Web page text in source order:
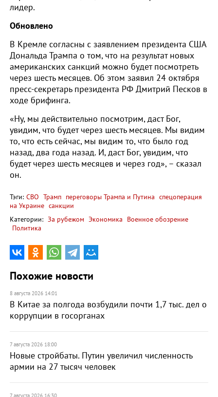
лидер.
Обновлено
В Кремле согласны с заявлением президента США
Дональда Трампа о том, что на результат новых
американских санкций можно будет посмотреть
через шесть месяцев. Об этом заявил 24 октября
пресс-секретарь президента РФ Дмитрий Песков в
ходе брифинга.
«Ну, мы действительно посмотрим, даст Бог,
увидим, что будет через шесть месяцев. Мы видим
то, что есть сейчас, мы видим то, что было год
назад, два года назад. И, даст Бог, увидим, что
будет через шесть месяцев и через год», – сказал
он.
Тэги: СВО Трамп переговоры Трампа и Путина спецоперация
на Украине санкции
Категории: За рубежом Экономика
Военное обозрение
Политика
Похожие новости
8 августа 2026 14:01
В Китае за полгода возбудили почти 1,7 тыс. дел о
коррупции в госорганах
7 августа 2026 18:00
Новые стройбаты. Путин увеличил численность
армии на 27 тысяч человек